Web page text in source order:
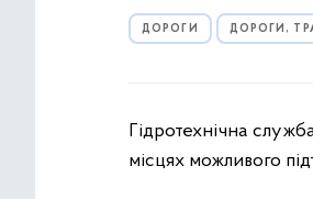
ДОРОГИ ДОРОГИ,
Гідротехнічна
місцях можливого